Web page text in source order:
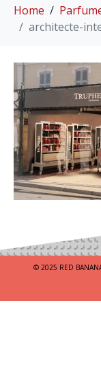
Home
architecte-
© 2025 RED